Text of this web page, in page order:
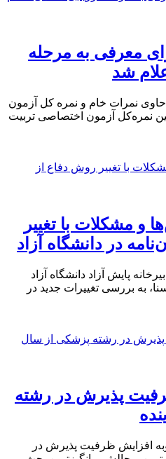
معرفی به مرحله
شد
حاوی نمرات خام و نمره کل آزمون
نمره‌کل آزمون اختصاصی تربیت
و مشکلات با تغییر
در دانشگاه آزاد
پایش آزاد دانشگاه آزاد
به بررسی تغییرات جدید در
پذیرش در رشته
افزایش ظرفیت پذیرش در